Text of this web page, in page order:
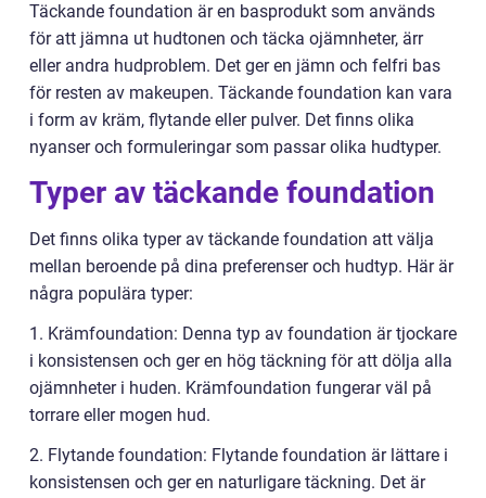
Täckande foundation är en basprodukt som används
för att jämna ut hudtonen och täcka ojämnheter, ärr
eller andra hudproblem. Det ger en jämn och felfri bas
för resten av makeupen. Täckande foundation kan vara
i form av kräm, flytande eller pulver. Det finns olika
nyanser och formuleringar som passar olika hudtyper.
Typer av täckande foundation
Det finns olika typer av täckande foundation att välja
mellan beroende på dina preferenser och hudtyp. Här är
några populära typer:
1. Krämfoundation: Denna typ av foundation är tjockare
i konsistensen och ger en hög täckning för att dölja alla
ojämnheter i huden. Krämfoundation fungerar väl på
torrare eller mogen hud.
2. Flytande foundation: Flytande foundation är lättare i
konsistensen och ger en naturligare täckning. Det är